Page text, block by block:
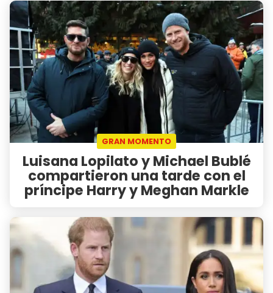
GRAN MOMENTO
Luisana Lopilato y Michael Bublé
compartieron una tarde con el
príncipe Harry y Meghan Markle